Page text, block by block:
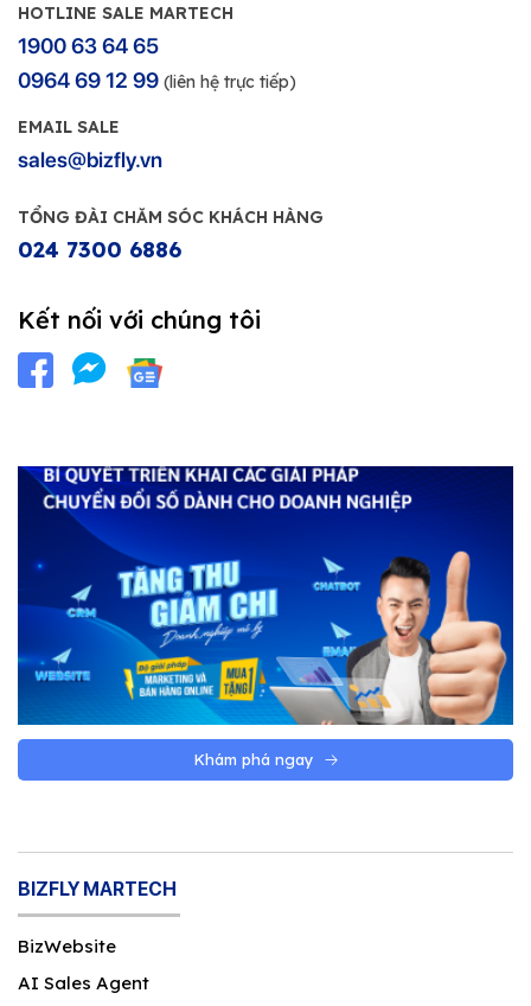
HOTLINE SALE MARTECH
1900 63 64 65
0964 69 12 99 (liên hệ trực tiếp)
EMAIL SALE
sales@bizfly.vn
TỔNG ĐÀI CHĂM SÓC KHÁCH HÀNG
024 7300 6886
Kết nối với chúng tôi
Khám phá ngay
BIZFLY MARTECH
BizWebsite
AI Sales Agent